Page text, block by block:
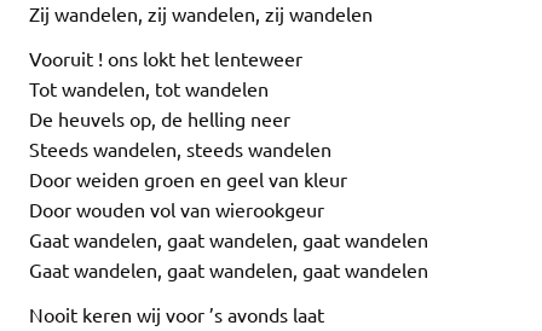
Zij wandelen, zij wandelen, zij wandelen
Vooruit ! ons lokt het lenteweer
Tot wandelen, tot wandelen
De heuvels op, de helling neer
Steeds wandelen, steeds wandelen
Door weiden groen en geel van kleur
Door wouden vol van wierookgeur
Gaat wandelen, gaat wandelen, gaat wandelen
Gaat wandelen, gaat wandelen, gaat wandelen
Nooit keren wij voor ’s avonds laat